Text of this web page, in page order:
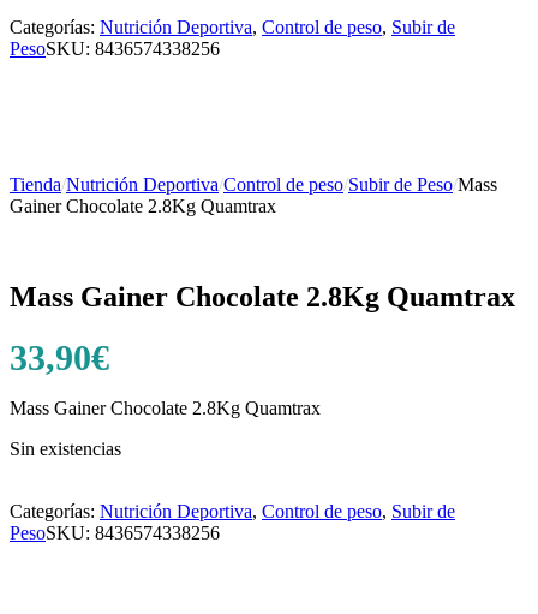
Categorías: Nutrición Deportiva, Control de peso, Subir de
PesoSKU: 8436574338256
Tienda/Nutrición Deportiva/Control de peso/Subir de Peso/Mass
Gainer Chocolate 2.8Kg Quamtrax
Mass Gainer Chocolate 2.8Kg Quamtrax
33,90€
Mass Gainer Chocolate 2.8Kg Quamtrax
Sin existencias
Categorías: Nutrición Deportiva, Control de peso, Subir de
PesoSKU: 8436574338256